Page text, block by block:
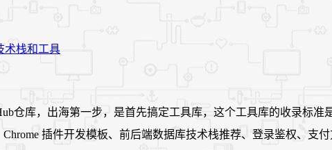
仓库，出海第一步，是首先搞定工具库，这个工具库的收录标
插件开发模板、前后端数据库技术栈推荐、登录鉴权、支